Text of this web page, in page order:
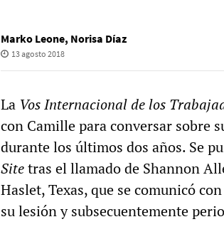
Marko Leone, Norisa Díaz
13 agosto 2018
La Vos Internacional de los
con Camille para conversar sobre
durante los últimos dos años. Se
Sitetras el llamado de Shannon
Haslet, Texas, que se comunicó
su lesión y subsecuentemente